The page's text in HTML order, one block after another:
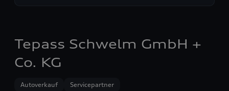
Tepass Schwelm GmbH +
Co. KG
Autoverkauf
Servicepartner